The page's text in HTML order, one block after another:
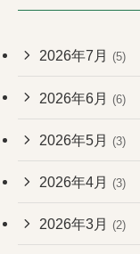
2026年7月 (5)
2026年6月 (6)
2026年5月 (3)
2026年4月 (3)
2026年3月 (2)